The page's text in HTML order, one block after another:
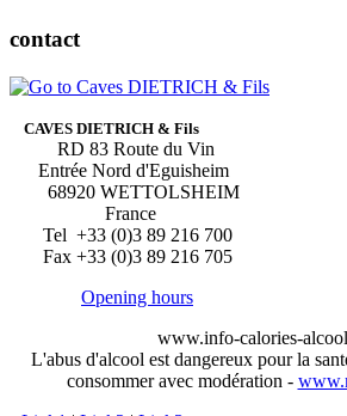
contact
CAVES DIETRICH & Fils
RD 83 Route du Vin
Entrée Nord d'Eguisheim
68920 WETTOLSHEIM
France
Tel +33 (0)3 89 216 700
Fax +33 (0)3 89 216 705
Opening hours
www.info-calories-
L'abus d'alcool est dangereux pour la
consommer avec modération -